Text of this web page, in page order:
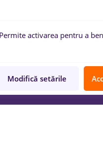
de munca
Permite activarea pentru a
Modifică setările